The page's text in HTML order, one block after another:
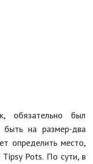
обязательно был
на размер-два
определить место,
Tipsy Pots. По сути, в